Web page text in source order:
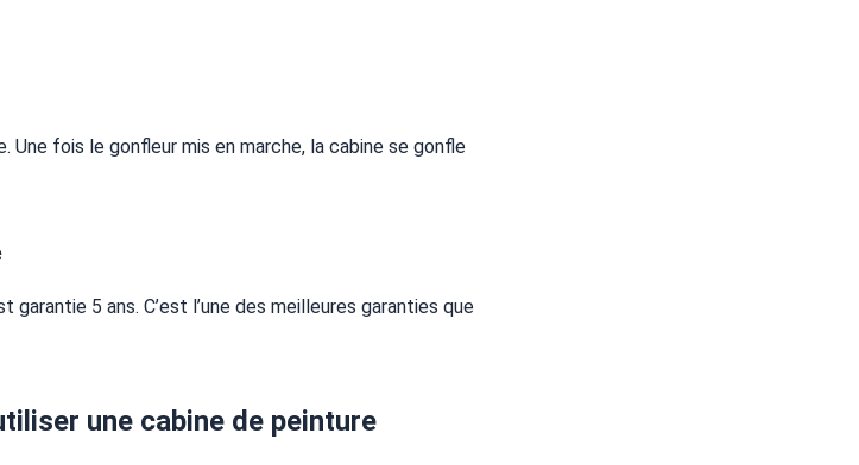
fois le gonfleur mis en marche, la cabine se gonfle
5 ans. C’est l’une des meilleures garanties que
une cabine de peinture